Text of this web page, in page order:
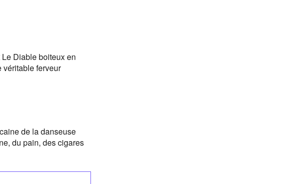
Diable boiteux en
véritable ferveur
de la danseuse
du pain, des cigares